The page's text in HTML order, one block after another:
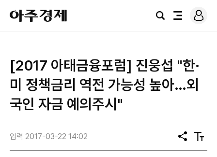
아
주
경
검
전
로
그
[2017 아태금융포럼] 진웅섭 "한·
미 정책금리 역전 가능성 높아…외
국인 자금 예의주시"
입력 2017-03-22 14:02
공
유
텍
스